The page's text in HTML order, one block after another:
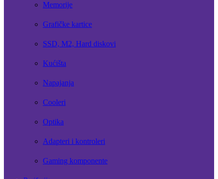
Memorije
Grafičke kartice
SSD, M2, Hard diskovi
Kućišta
Napajanja
Cooleri
Optika
Adapteri i kontroleri
Gaming komponente